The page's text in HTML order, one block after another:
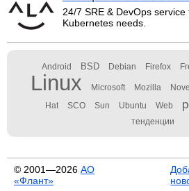
24/7 SRE & DevOps
Kubernetes needs.
Android BSD Debian Firefox
Linux Microsoft Mozilla
Hat SCO Sun Ubuntu Web
тенденции
© 2001—2026 АО
«Флант»